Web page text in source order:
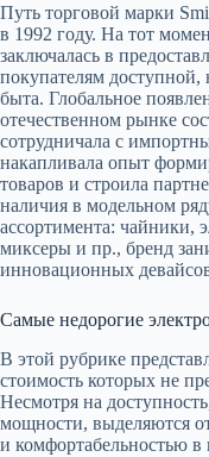
Путь торговой марки
в 1992 году. На тот
заключалась в
покупателям доступной,
быта. Глобальное
отечественном рынке
сотрудничала с
накапливала опыт
товаров и строила
наличия в модельном
ассортимента: чайники,
миксеры и пр., бренд
инновационных
Самые недорогие
В этой рубрике
стоимость которых не
Несмотря на
мощности, выделяются
и комфортабельностью в